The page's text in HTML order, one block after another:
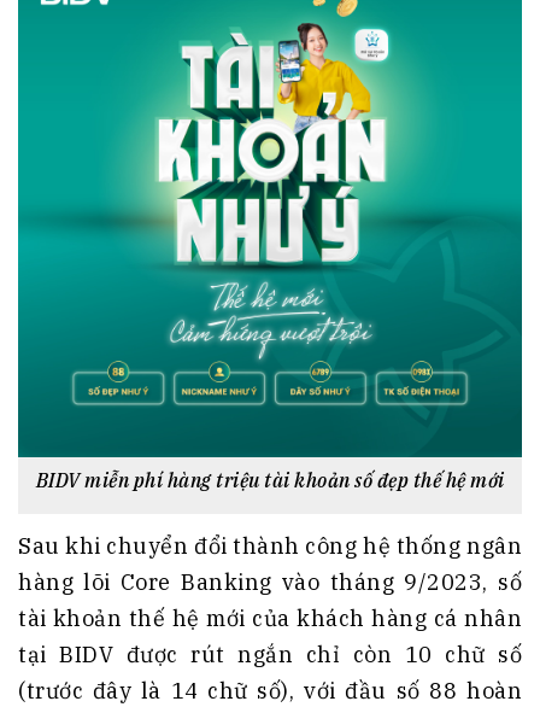
BIDV miễn phí hàng triệu tài khoản số đẹp thế hệ mới
Sau khi chuyển đổi thành công hệ thống ngân
hàng lõi Core Banking vào tháng 9/2023, số
tài khoản thế hệ mới của khách hàng cá nhân
tại BIDV được rút ngắn chỉ còn 10 chữ số
(trước đây là 14 chữ số), với đầu số 88 hoàn